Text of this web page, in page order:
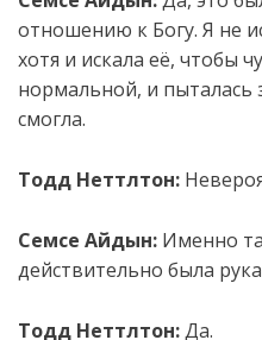
отношению к Богу. Я не
хотя и искала её, чтобы
нормальной, и пыталась
смогла.
Тодд Неттлтон:
Семсе Айдын: Именно
действительно была
Тодд Неттлтон:Да.